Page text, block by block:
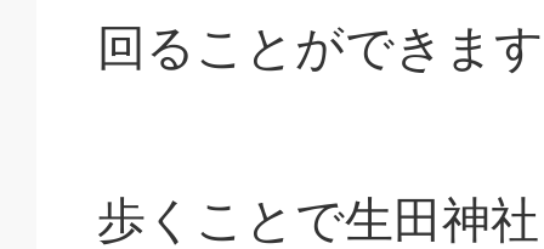
回ることができま
歩くことで生田神